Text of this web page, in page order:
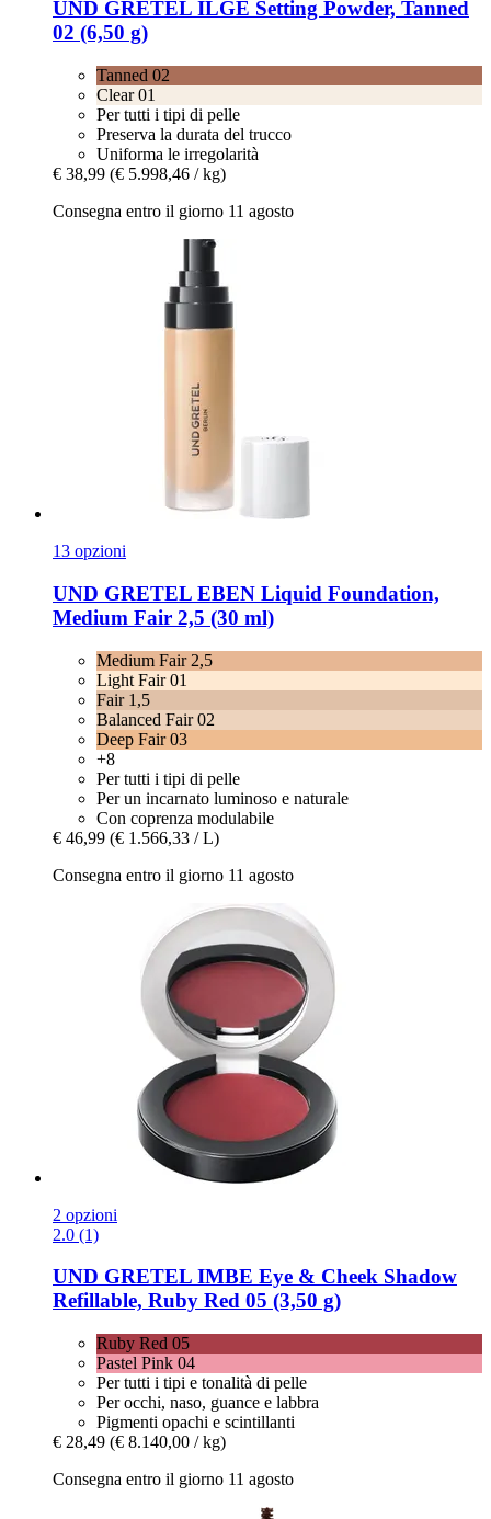
UND GRETEL ILGE Setting Powder, Tanned
02 (6,50 g)
Tanned 02
Clear 01
Per tutti i tipi di pelle
Preserva la durata del trucco
Uniforma le irregolarità
€ 38,99 (€ 5.998,46 / kg)
Consegna entro il giorno 11 agosto
13 opzioni
UND GRETEL EBEN Liquid Foundation,
Medium Fair 2,5 (30 ml)
Medium Fair 2,5
Light Fair 01
Fair 1,5
Balanced Fair 02
Deep Fair 03
+8
Per tutti i tipi di pelle
Per un incarnato luminoso e naturale
Con coprenza modulabile
€ 46,99 (€ 1.566,33 / L)
Consegna entro il giorno 11 agosto
2 opzioni
2.0 (1)
UND GRETEL IMBE Eye & Cheek Shadow
Refillable, Ruby Red 05 (3,50 g)
Ruby Red 05
Pastel Pink 04
Per tutti i tipi e tonalità di pelle
Per occhi, naso, guance e labbra
Pigmenti opachi e scintillanti
€ 28,49 (€ 8.140,00 / kg)
Consegna entro il giorno 11 agosto